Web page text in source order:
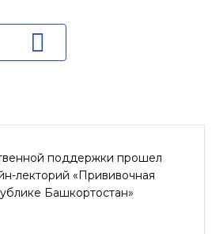
поддержки прошел
лекторий «Прививочная
Башкортостан»